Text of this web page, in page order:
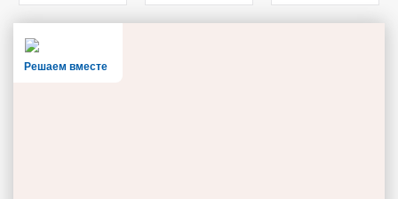
Решаем вместе